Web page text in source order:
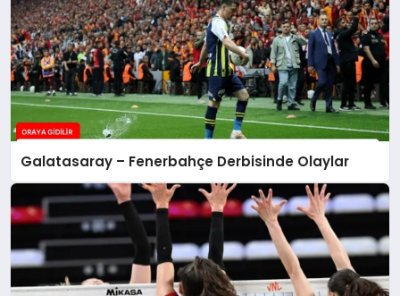
Galatasaray – Fenerbahçe Derbisinde Olaylar